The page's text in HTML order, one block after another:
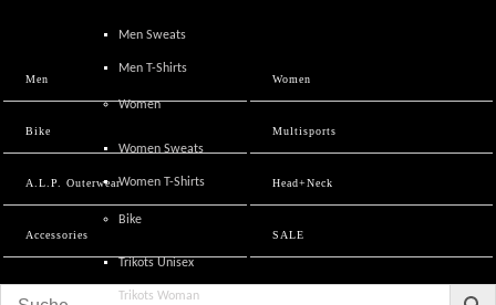
Men Sweats
Men T-Shirts
Women
Women Sweats
Women T-Shirts
Bike
Trikots Unisex
Trikots Woman
Men Women
Bike Multisports
A.L.P. Outerwear Head+Neck
Accessories SALE